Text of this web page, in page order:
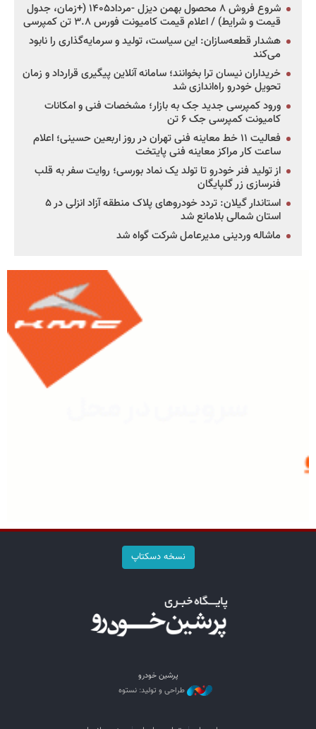
شروع فروش ۸ محصول بهمن دیزل -مرداد۱۴۰۵ (+زمان، جدول
قیمت و شرایط) / اعلام قیمت کامیونت فورس ۳.۸ تن کمپرسی
هشدار قطعه‌سازان: این سیاست، تولید و سرمایه‌گذاری را نابود
می‌کند
خریداران نیسان ترا بخوانند؛ سامانه آنلاین پیگیری قرارداد و زمان
تحویل خودرو راه‌اندازی شد
ورود کمپرسی جدید جک به بازار؛ مشخصات فنی و امکانات
کامیونت کمپرسی جک ۶ تن
فعالیت ۱۱ خط معاینه فنی تهران در روز اربعین حسینی؛ اعلام
ساعت کار مراکز معاینه فنی پایتخت
از تولید فنر خودرو تا تولد یک نماد بورسی؛ روایت سفر به قلب
فنرسازی زر گلپایگان
استاندار گیلان: تردد خودروهای پلاک منطقه آزاد انزلی در ۵
استان شمالی بلامانع شد
ماشاله وردینی مدیرعامل شرکت گواه شد
نسخه دسکتاپ
پرشین خودرو
طراحی و تولید: نستوه